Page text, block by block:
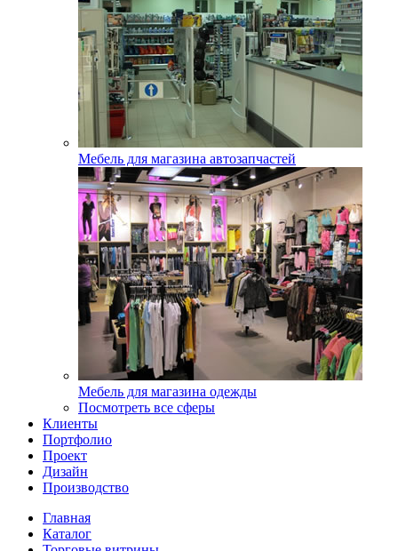
Мебель для магазина автозапчастей
Мебель для магазина одежды
Посмотреть все сферы
Клиенты
Портфолио
Проект
Дизайн
Производство
Главная
Каталог